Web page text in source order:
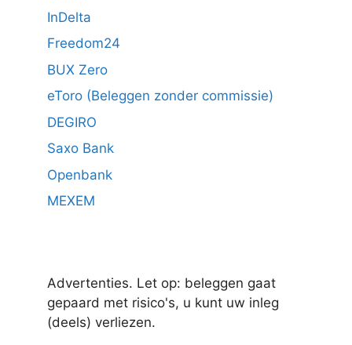
InDelta
Freedom24
BUX Zero
eToro (Beleggen zonder commissie)
DEGIRO
Saxo Bank
Openbank
MEXEM
Advertenties. Let op: beleggen gaat
gepaard met risico's, u kunt uw inleg
(deels) verliezen.